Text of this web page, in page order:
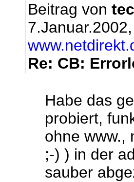
Beitrag von
Re: CB:
Habe das
probiert,
ohne www.,
;-) ) in der
sauber